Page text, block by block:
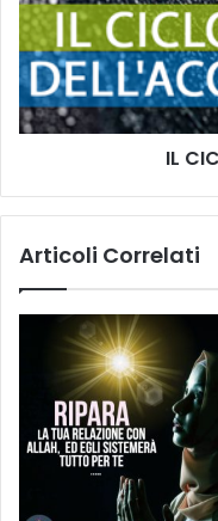
IL
Articoli Correlati